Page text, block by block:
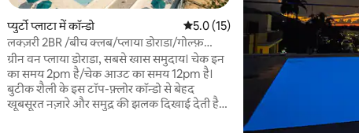
4.94, 54 समीक्षाएँ
प्युर्टो प्लाटा में कॉन्डो औसत रेटिंग 5 में से 5.0, 15 समीक्षाएँ
5.0 (15)
लक्ज़री 2BR /बीच क्लब/प्लाया डोराडा/गोल्फ़
रिज़ॉर्ट
ग्रीन वन प्लाया डोराडा, सबसे खास समुदाय। चेक इन
का समय 2pm है/चेक आउट का समय 12pm है।
बुटीक शैली के इस टॉप-फ़्लोर कॉन्डो से बेहद
खूबसूरत नज़ारे और समुद्र की झलक दिखाई देती है।